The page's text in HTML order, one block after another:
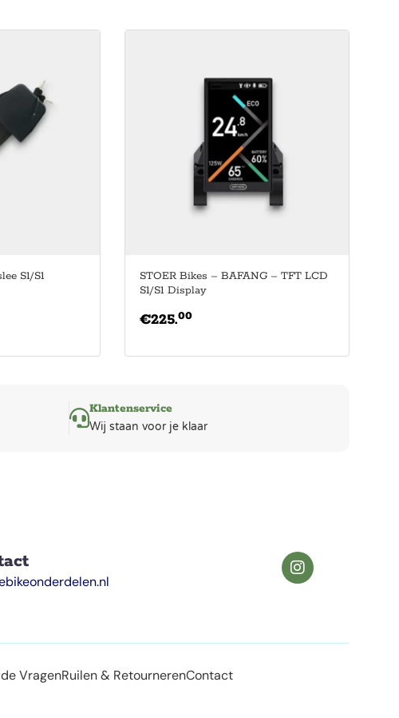
S1/S1
STOER Bikes – BAFANG – TFT LCD
S1/S1 Display
€225.00
Klantenservice
Wij staan voor je klaar
VragenRuilen & RetournerenContact